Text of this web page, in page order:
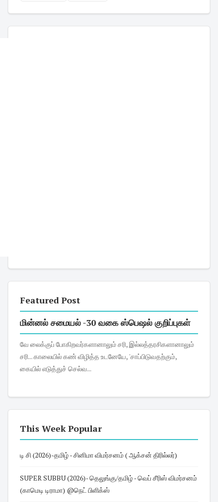
Featured Post
மின்னல் சமையல் -30 வகை ஸ்பெஷல் குறிப்புகள்
வே லைக்குப் போகிறவர்களானாலும் சரி, இல்லத்தரசிகளானாலும்
சரி... காலையில் கண் விழித்த உடனேயே, 'சாப்பிடுவதற்கும்,
கையில் எடுத்துச் செல்வ...
This Week Popular
டி சி (2026)-தமிழ் - சினிமா விமர்சனம் ( ஆக்சன் திரில்லர்)
SUPER SUBBU (2026)- தெலுங்கு/தமிழ் - வெப் சீரிஸ் விமர்சனம்
(காமெடி டிராமா) @நெட் பிளிக்ஸ்